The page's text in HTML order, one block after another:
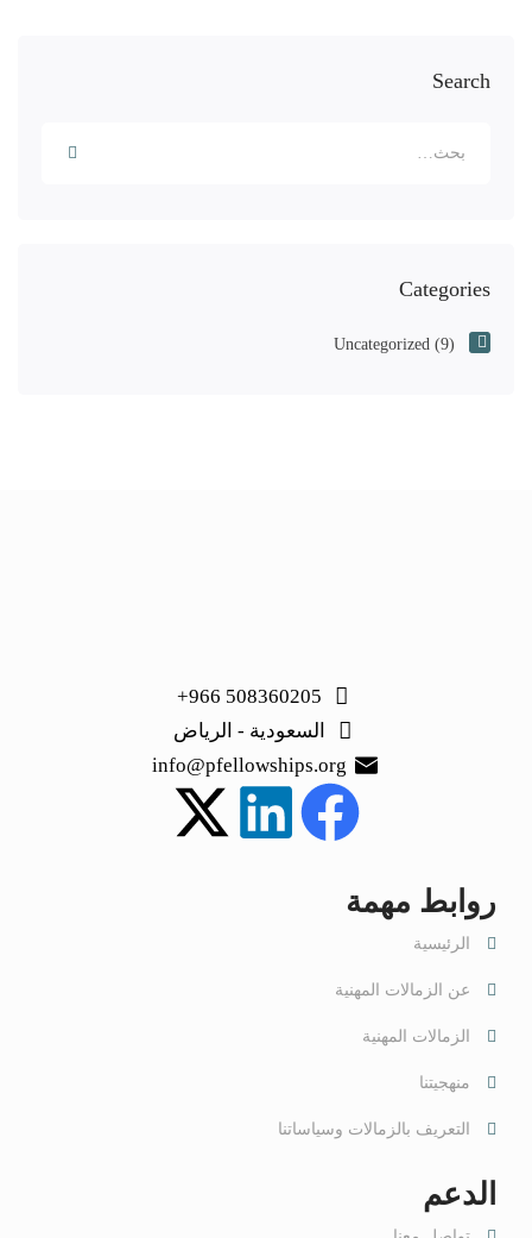
Search
Categories
Uncategorized (9)
508360205 966+
السعودية - الرياض
info@pfellowships.org
روابط مهمة
الرئيسية
عن الزمالات المهنية
الزمالات المهنية
منهجيتنا
التعريف بالزمالات وسياساتنا
الدعم